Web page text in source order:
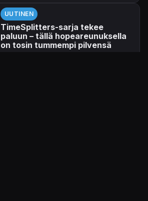
UUTINEN
TimeSplitters-sarja tekee
paluun – tällä hopeareunuksella
on tosin tummempi pilvensä